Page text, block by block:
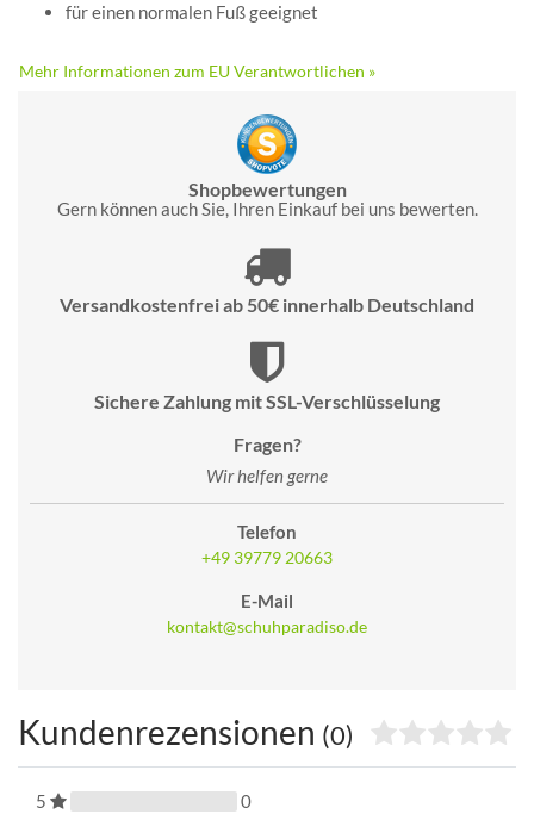
für einen normalen Fuß geeignet
Mehr Informationen zum EU Verantwortlichen »
Shopbewertungen
Gern können auch Sie, Ihren Einkauf bei uns bewerten.
Versandkostenfrei ab 50€ innerhalb Deutschland
Sichere Zahlung mit SSL-Verschlüsselung
Fragen?
Wir helfen gerne
Telefon
+49 39779 20663
E-Mail
kontakt@schuhparadiso.de
Kundenrezensionen (0)
5
0